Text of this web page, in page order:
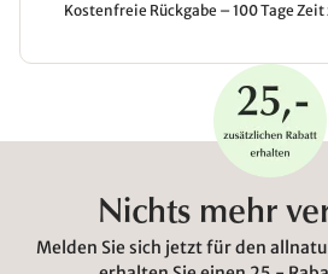
Kostenfreie Rückgabe – 100 Tage
Nichts mehr
Melden Sie sich jetzt für den